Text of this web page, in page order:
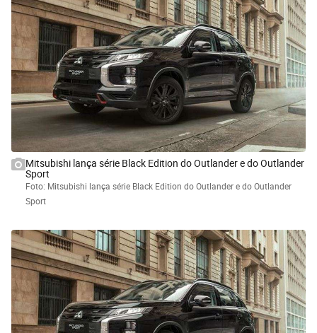
Mitsubishi lança série Black Edition do Outlander e do Outlander
Sport
Foto: Mitsubishi lança série Black Edition do Outlander e do Outlander
Sport